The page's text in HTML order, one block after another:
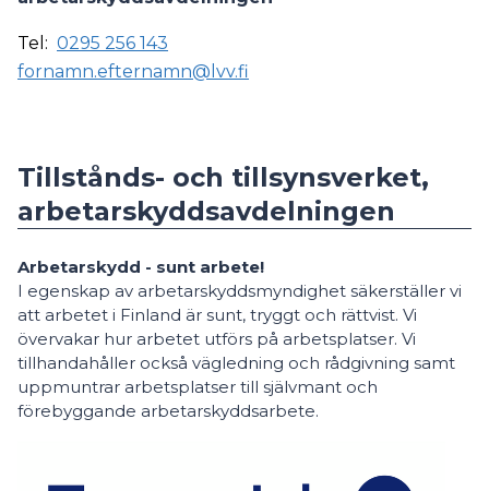
Tel: 0295 256 143
fornamn.efternamn@lvv.fi
Tillstånds- och tillsynsverket,
arbetarskyddsavdelningen
Arbetarskydd - sunt arbete!
I egenskap av arbetarskyddsmyndighet säkerställer vi
att arbetet i Finland är sunt, tryggt och rättvist. Vi
övervakar hur arbetet utförs på arbetsplatser. Vi
tillhandahåller också vägledning och rådgivning samt
uppmuntrar arbetsplatser till självmant och
förebyggande arbetarskyddsarbete.